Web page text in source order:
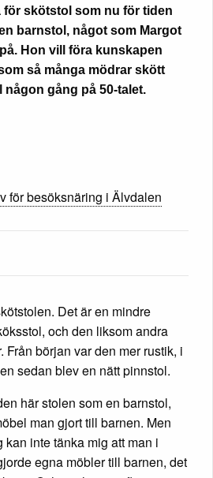
för skötstol som nu för tiden
barnstol, något som Margot
Hon vill föra kunskapen
så många mödrar skött
någon gång på 50-talet.
för besöksnäring i Älvdalen
Det är en mindre
och den liksom andra
Från början var den mer rustik, i
sedan blev en nätt pinnstol.
här stolen som en barnstol,
man gjort till barnen. Men
kan inte tänka mig att man i
egna möbler till barnen, det